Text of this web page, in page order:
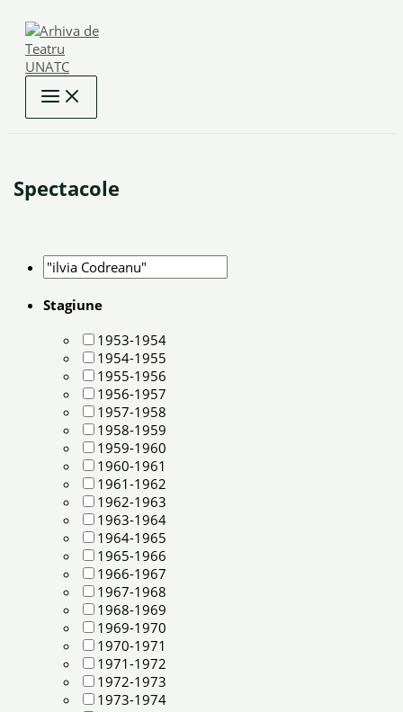
content
Spectacole
Stagiune
1953-1954
1954-1955
1955-1956
1956-1957
1957-1958
1958-1959
1959-1960
1960-1961
1961-1962
1962-1963
1963-1964
1964-1965
1965-1966
1966-1967
1967-1968
1968-1969
1969-1970
1970-1971
1971-1972
1972-1973
1973-1974